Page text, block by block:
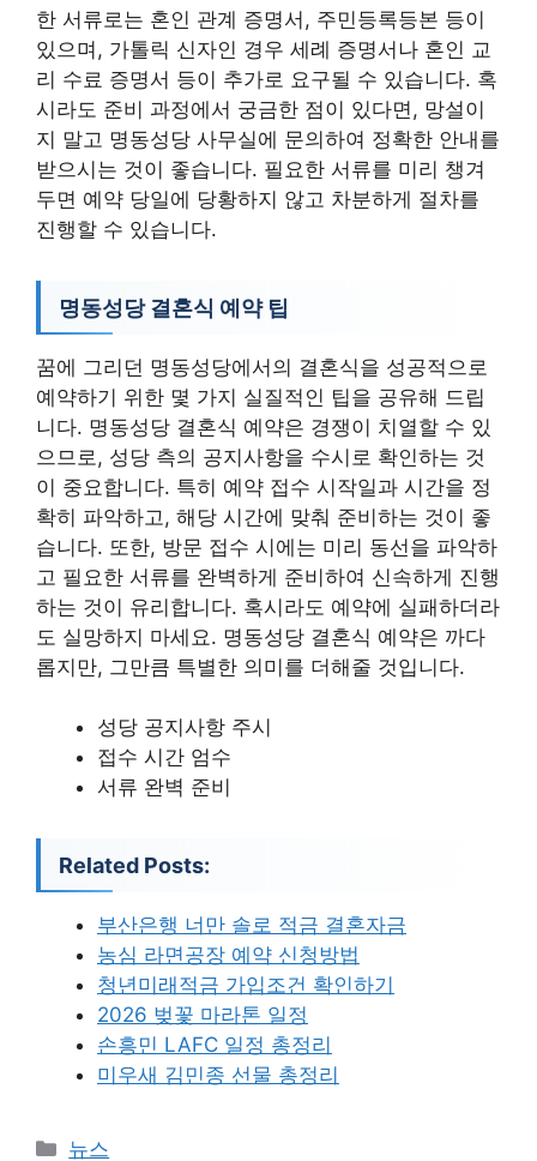
한 서류로는 혼인 관계 증명서, 주민등록등본 등이
있으며, 가톨릭 신자인 경우 세례 증명서나 혼인 교
리 수료 증명서 등이 추가로 요구될 수 있습니다. 혹
시라도 준비 과정에서 궁금한 점이 있다면, 망설이
지 말고 명동성당 사무실에 문의하여 정확한 안내를
받으시는 것이 좋습니다. 필요한 서류를 미리 챙겨
두면 예약 당일에 당황하지 않고 차분하게 절차를
진행할 수 있습니다.
명동성당 결혼식 예약 팁
꿈에 그리던 명동성당에서의 결혼식을 성공적으로
예약하기 위한 몇 가지 실질적인 팁을 공유해 드립
니다. 명동성당 결혼식 예약은 경쟁이 치열할 수 있
으므로, 성당 측의 공지사항을 수시로 확인하는 것
이 중요합니다. 특히 예약 접수 시작일과 시간을 정
확히 파악하고, 해당 시간에 맞춰 준비하는 것이 좋
습니다. 또한, 방문 접수 시에는 미리 동선을 파악하
고 필요한 서류를 완벽하게 준비하여 신속하게 진행
하는 것이 유리합니다. 혹시라도 예약에 실패하더라
도 실망하지 마세요. 명동성당 결혼식 예약은 까다
롭지만, 그만큼 특별한 의미를 더해줄 것입니다.
성당 공지사항 주시
접수 시간 엄수
서류 완벽 준비
Related Posts:
부산은행 너만 솔로 적금 결혼자금
농심 라면공장 예약 신청방법
청년미래적금 가입조건 확인하기
2026 벚꽃 마라톤 일정
손흥민 LAFC 일정 총정리
미우새 김민종 선물 총정리
카
뉴스